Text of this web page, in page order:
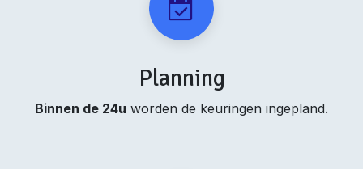
Planning
Binnen de 24u worden de keuringen ingepland.